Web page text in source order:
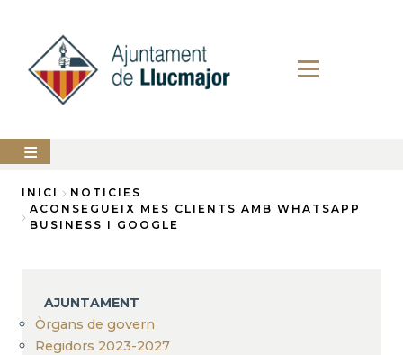
contingut
AJUNTAMENT
LLUCMAJOR
PERFIL
DEL
CONTRACTANT
Fil
INICI
NOTICIES
ACONSEGUEIX MES CLIENTS AMB WHATSAPP
BUSINESS I GOOGLE
AJUNTAMENT
Òrgans de govern
Regidors 2023-2027